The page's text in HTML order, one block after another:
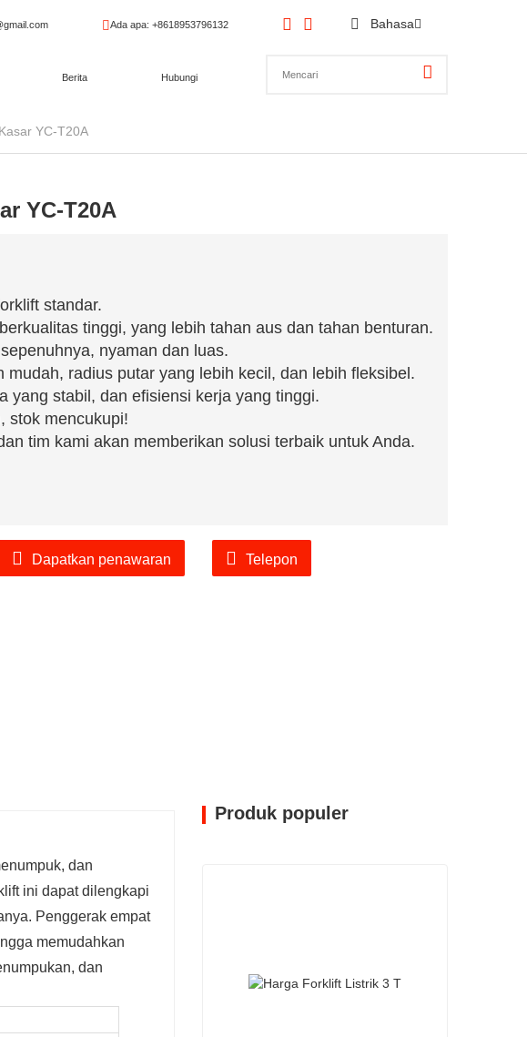
Berita Hubungi
Ada apa: +8618953796132 Bahasa
YC-T20A
YC-T20A
standar.
tinggi, yang lebih tahan aus dan tahan benturan.
nyaman dan luas.
mudah, radius putar yang lebih kecil, dan lebih fleksibel.
yang stabil, dan efisiensi kerja yang tinggi.
stok mencukupi!
tim kami akan memberikan solusi terbaik untuk Anda.
Dapatkan penawaran Telepon
dan
ini dapat dilengkapi
Penggerak empat
memudahkan
dan
Produk populer